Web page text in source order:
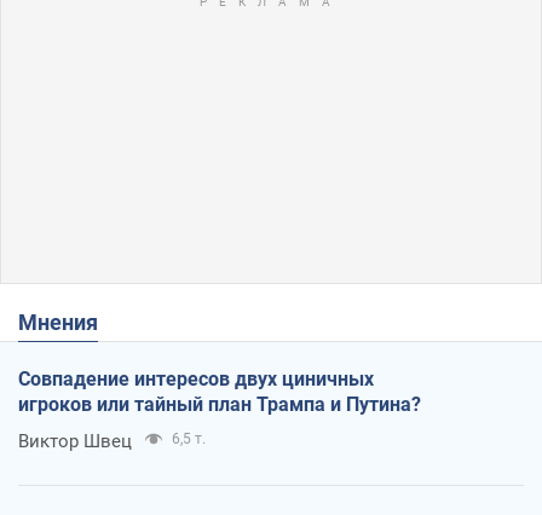
Мнения
Совпадение интересов двух циничных
игроков или тайный план Трампа и Путина?
Виктор Швец 6,5 т.